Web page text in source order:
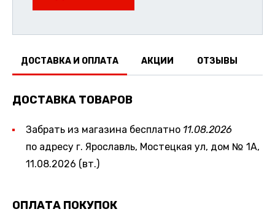
ДОСТАВКА И ОПЛАТА АКЦИИ ОТЗЫВЫ
ДОСТАВКА ТОВАРОВ
Забрать из магазина бесплатно 11.08.2026
по адресу г. Ярославль, Мостецкая ул, дом № 1А,
11.08.2026 (вт.)
ОПЛАТА ПОКУПОК